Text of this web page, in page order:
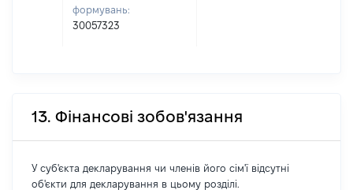
формувань:
30057323
13. Фінансові зобов'язання
У суб'єкта декларування чи членів його сім'ї відсутні
об'єкти для декларування в цьому розділі.